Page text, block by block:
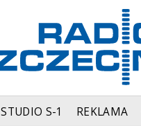
STUDIO S-1 REKLAMA